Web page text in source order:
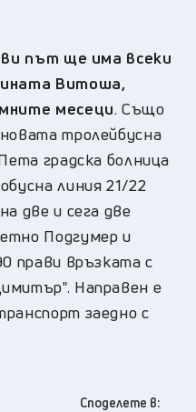
път ще има всеки
Витоша,
месеци. Също
тролейбусна
градска болница
линия 21/22
две и сега две
Подгумер и
прави връзката с
Направен е
заедно с
Споделете в: